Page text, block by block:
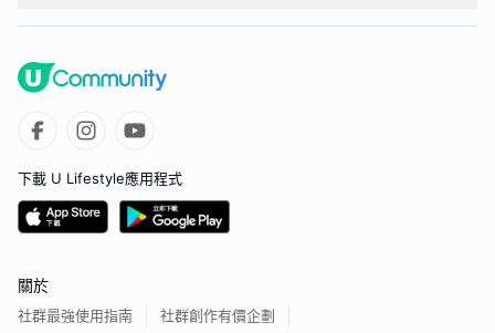
下載 U Lifestyle應用程式
關於
社群最強使用指南 社群創作有價企劃